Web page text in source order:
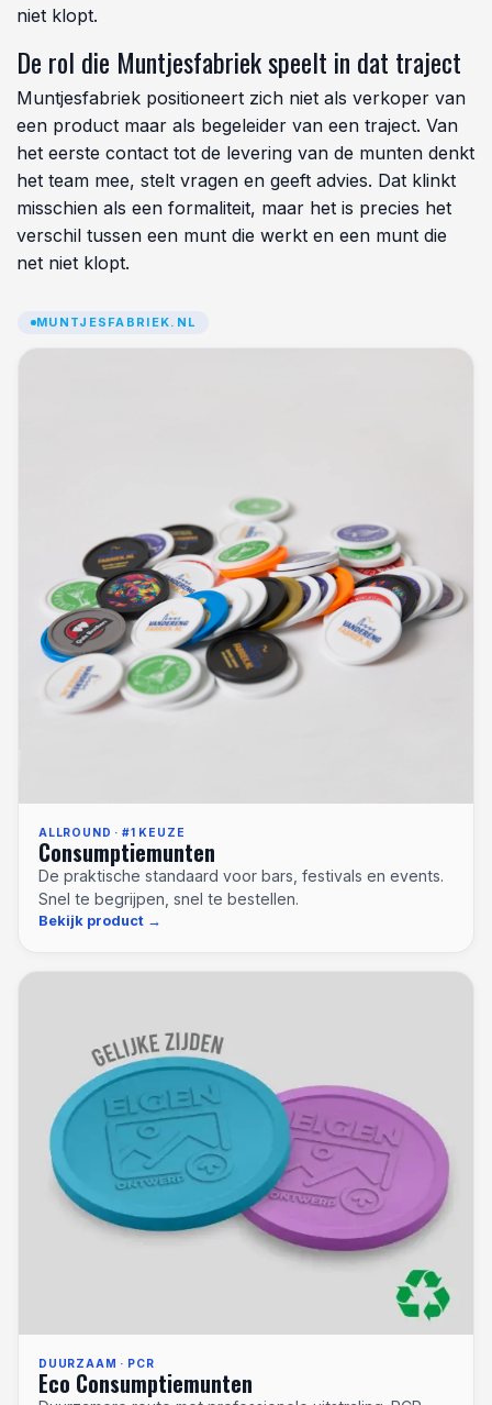
niet klopt.
De rol die Muntjesfabriek speelt in dat traject
Muntjesfabriek positioneert zich niet als verkoper van
een product maar als begeleider van een traject. Van
het eerste contact tot de levering van de munten denkt
het team mee, stelt vragen en geeft advies. Dat klinkt
misschien als een formaliteit, maar het is precies het
verschil tussen een munt die werkt en een munt die
net niet klopt.
MUNTJESFABRIEK.NL
ALLROUND · #1 KEUZE
Consumptiemunten
De praktische standaard voor bars, festivals en events.
Snel te begrijpen, snel te bestellen.
Bekijk product
DUURZAAM · PCR
Eco Consumptiemunten